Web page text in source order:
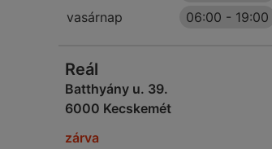
vasárnap
06:00 - 19:00
Reál
Batthyány u. 39.
6000 Kecskemét
zárva